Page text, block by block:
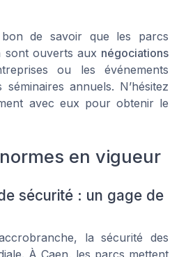
de savoir que les parcs
sont ouverts aux négociations
ou les événements
annuels. N’hésitez
avec eux pour obtenir le
en vigueur
sécurité : un gage de
la sécurité des